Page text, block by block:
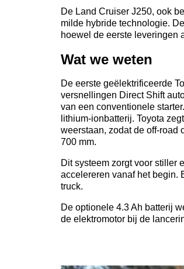
De Land Cruiser J250, ook
milde hybride technologie.
hoewel de eerste leveringen
Wat we weten
De eerste geëlektrificeerde
versnellingen Direct Shift
van een conventionele
lithium-ionbatterij. Toyota
weerstaan, zodat de off-road
700 mm.
Dit systeem zorgt voor stiller
accelereren vanaf het begin.
truck.
De optionele 4.3 Ah batterij
de elektromotor bij de